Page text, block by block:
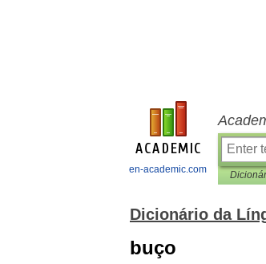
en-academic.com
Dicionário da
buço